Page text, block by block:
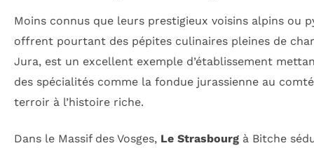
Moins connus que leurs prestigieux voisins alpins ou
offrent pourtant des pépites culinaires pleines de
Jura, est un excellent exemple d’établissement
des spécialités comme la fondue jurassienne au
terroir à l’histoire riche.
Dans le Massif des Vosges, Le Strasbourg à Bitche